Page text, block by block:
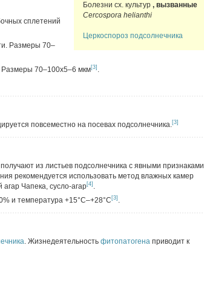
Болезни сх. культур , вызванные
Cercospora helianthi
Церкоспороз подсолнечника
сплетений
Размеры 70–
Размеры 70–100х5–6 мкм[3] .
повсеместно на посевах подсолнечника.[3]
получают из листьев подсолнечника с явными признаками
рекомендуется использовать метод влажных камер
агар Чапека, сусло-агар[4] .
и температура +15°C–+28°C [3] .
. Жизнедеятельность фитопатогена приводит к